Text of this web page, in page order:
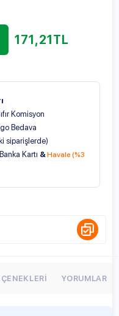
171,21TL
Komisyon
Bedava
siparişlerde)
Kartı &Havale (%3
YORUMLAR